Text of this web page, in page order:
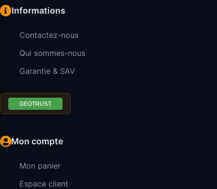
Informations
Contactez-nous
Qui sommes-nous
Garantie & SAV
Mon compte
Mon panier
Espace client